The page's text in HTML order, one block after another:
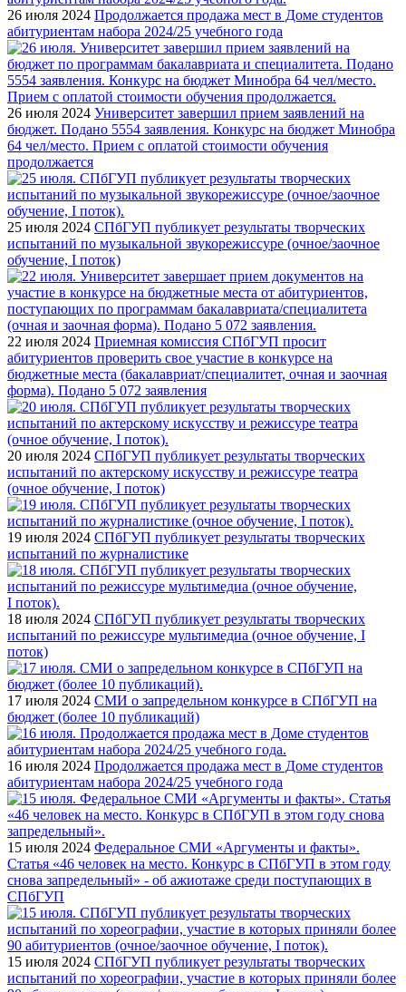
26 июля 2024 Продолжается продажа мест в Доме студентов
абитуриентам набора 2024/25 учебного года
26 июля 2024 Университет завершил прием заявлений на
бюджет. Подано 5554 заявления. Конкурс на бюджет Минобра
64 чел/место. Прием с оплатой стоимости обучения
продолжается
25 июля 2024 СПбГУП публикует результаты творческих
испытаний по музыкальной звукорежиссуре (очное/заочное
обучение, I поток)
22 июля 2024 Приемная комиссия СПбГУП просит
абитуриентов проверить свое участие в конкурсе на
бюджетные места (бакалавриат/специалитет, очная и заочная
форма). Подано 5 072 заявления
20 июля 2024 СПбГУП публикует результаты творческих
испытаний по актерскому искусству и режиссуре театра
(очное обучение, I поток)
19 июля 2024 СПбГУП публикует результаты творческих
испытаний по журналистике
18 июля 2024 СПбГУП публикует результаты творческих
испытаний по режиссуре мультимедиа (очное обучение, I
поток)
17 июля 2024 СМИ о запредельном конкурсе в СПбГУП на
бюджет (более 10 публикаций)
16 июля 2024 Продолжается продажа мест в Доме студентов
абитуриентам набора 2024/25 учебного года
15 июля 2024 Федеральное СМИ «Аргументы и факты».
Статья «46 человек на место. Конкурс в СПбГУП в этом году
снова запредельный» - об ажиотаже среди поступающих в
СПбГУП
15 июля 2024 СПбГУП публикует результаты творческих
испытаний по хореографии, участие в которых приняли более